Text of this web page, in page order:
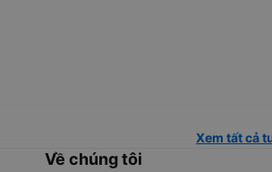
Xem tất cả
Về chúng tôi